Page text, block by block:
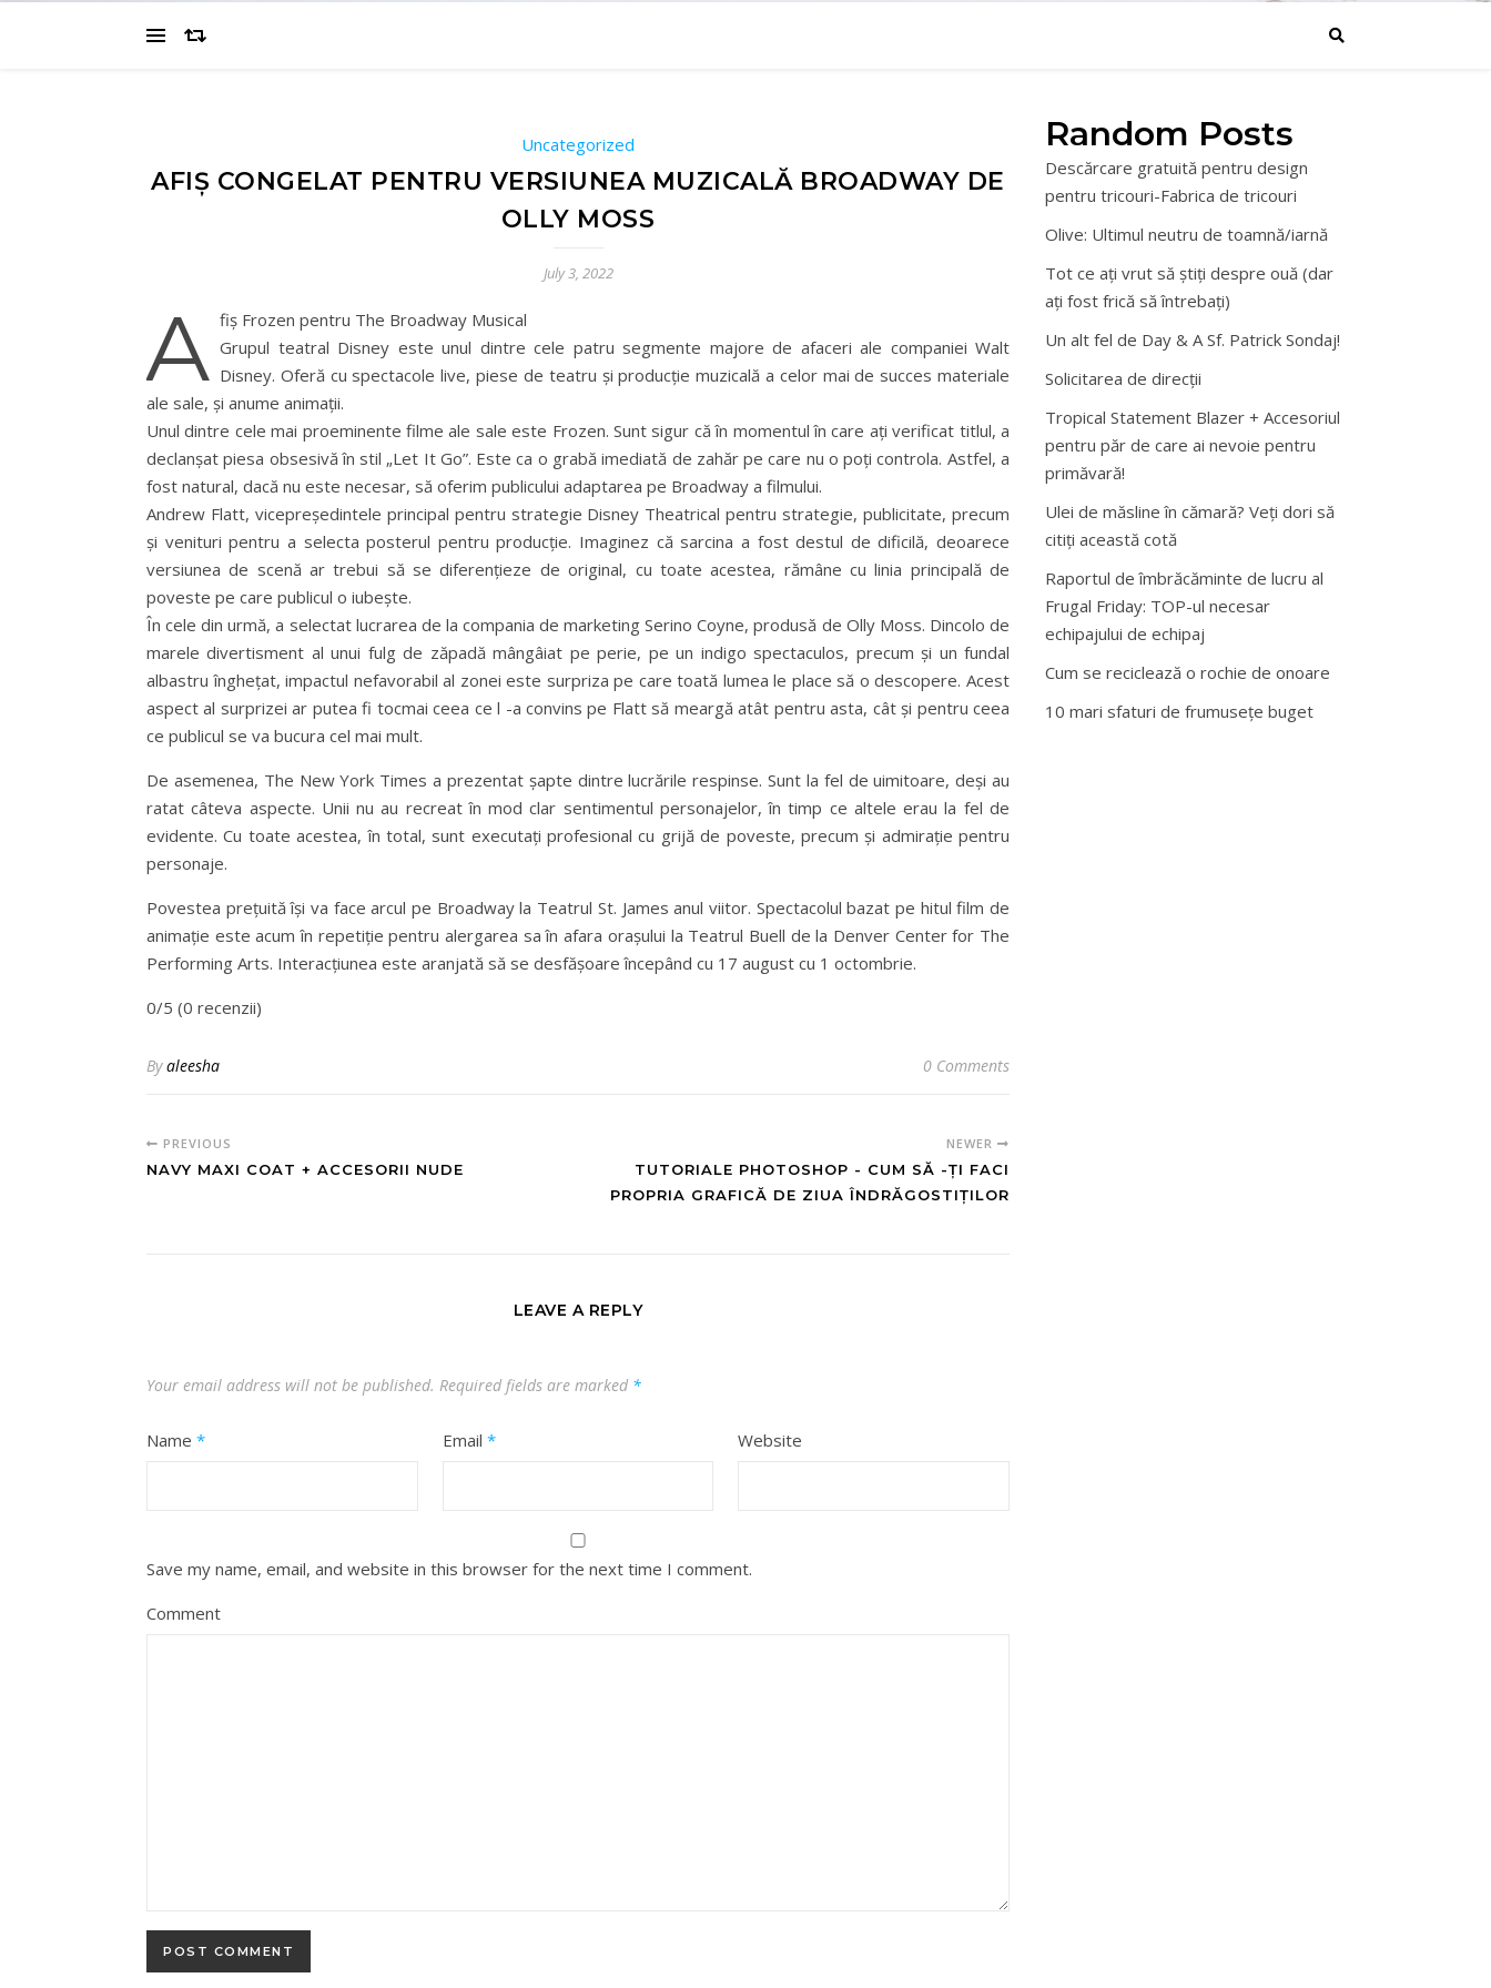
Uncategorized
AFIȘ CONGELAT PENTRU VERSIUNEA MUZICALĂ BROADWAY DE
OLLY MOSS
July 3, 2022
A fiș Frozen pentru The Broadway Musical
Grupul teatral Disney este unul dintre cele patru segmente majore de afaceri ale companiei Walt
Disney. Oferă cu spectacole live, piese de teatru și producție muzicală a celor mai de succes materiale
ale sale, și anume animații.
Unul dintre cele mai proeminente filme ale sale este Frozen. Sunt sigur că în momentul în care ați verificat titlul, a
declanșat piesa obsesivă în stil „Let It Go”. Este ca o grabă imediată de zahăr pe care nu o poți controla. Astfel, a
fost natural, dacă nu este necesar, să oferim publicului adaptarea pe Broadway a filmului.
Andrew Flatt, vicepreședintele principal pentru strategie Disney Theatrical pentru strategie, publicitate, precum
și venituri pentru a selecta posterul pentru producție. Imaginez că sarcina a fost destul de dificilă, deoarece
versiunea de scenă ar trebui să se diferențieze de original, cu toate acestea, rămâne cu linia principală de
poveste pe care publicul o iubește.
În cele din urmă, a selectat lucrarea de la compania de marketing Serino Coyne, produsă de Olly Moss. Dincolo de
marele divertisment al unui fulg de zăpadă mângâiat pe perie, pe un indigo spectaculos, precum și un fundal
albastru înghețat, impactul nefavorabil al zonei este surpriza pe care toată lumea le place să o descopere. Acest
aspect al surprizei ar putea fi tocmai ceea ce l -a convins pe Flatt să meargă atât pentru asta, cât și pentru ceea
ce publicul se va bucura cel mai mult.
De asemenea, The New York Times a prezentat șapte dintre lucrările respinse. Sunt la fel de uimitoare, deși au
ratat câteva aspecte. Unii nu au recreat în mod clar sentimentul personajelor, în timp ce altele erau la fel de
evidente. Cu toate acestea, în total, sunt executați profesional cu grijă de poveste, precum și admirație pentru
personaje.
Povestea prețuită își va face arcul pe Broadway la Teatrul St. James anul viitor. Spectacolul bazat pe hitul film de
animație este acum în repetiție pentru alergarea sa în afara orașului la Teatrul Buell de la Denver Center for The
Performing Arts. Interacțiunea este aranjată să se desfășoare începând cu 17 august cu 1 octombrie.
0/5 (0 recenzii)
Byaleesha 0 Comments
PREVIOUS
NAVY MAXI COAT + ACCESORII NUDE
NEWER
TUTORIALE PHOTOSHOP - CUM SĂ -ȚI FACI
PROPRIA GRAFICĂ DE ZIUA ÎNDRĂGOSTIȚILOR
LEAVE A REPLY
Your email address will not be published. Required fields are marked *
Name * Email * Website
Save my name, email, and website in this browser for the next time I comment.
Comment
Random Posts
Descărcare gratuită pentru design
pentru tricouri-Fabrica de tricouri
Olive: Ultimul neutru de toamnă/iarnă
Tot ce ați vrut să știți despre ouă (dar
ați fost frică să întrebați)
Un alt fel de Day & A Sf. Patrick Sondaj!
Solicitarea de direcții
Tropical Statement Blazer + Accesoriul
pentru păr de care ai nevoie pentru
primăvară!
Ulei de măsline în cămară? Veți dori să
citiți această cotă
Raportul de îmbrăcăminte de lucru al
Frugal Friday: TOP-ul necesar
echipajului de echipaj
Cum se reciclează o rochie de onoare
10 mari sfaturi de frumusețe buget